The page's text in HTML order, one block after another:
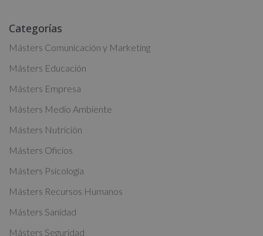
l
t
n
a
t
v
e
:
Categorías
Másters Comunicación y Marketing
Másters Educación
Másters Empresa
Másters Medio Ambiente
Másters Nutrición
Másters Oficios
Másters Psicología
Másters Recursos Humanos
Másters Sanidad
Másters Seguridad